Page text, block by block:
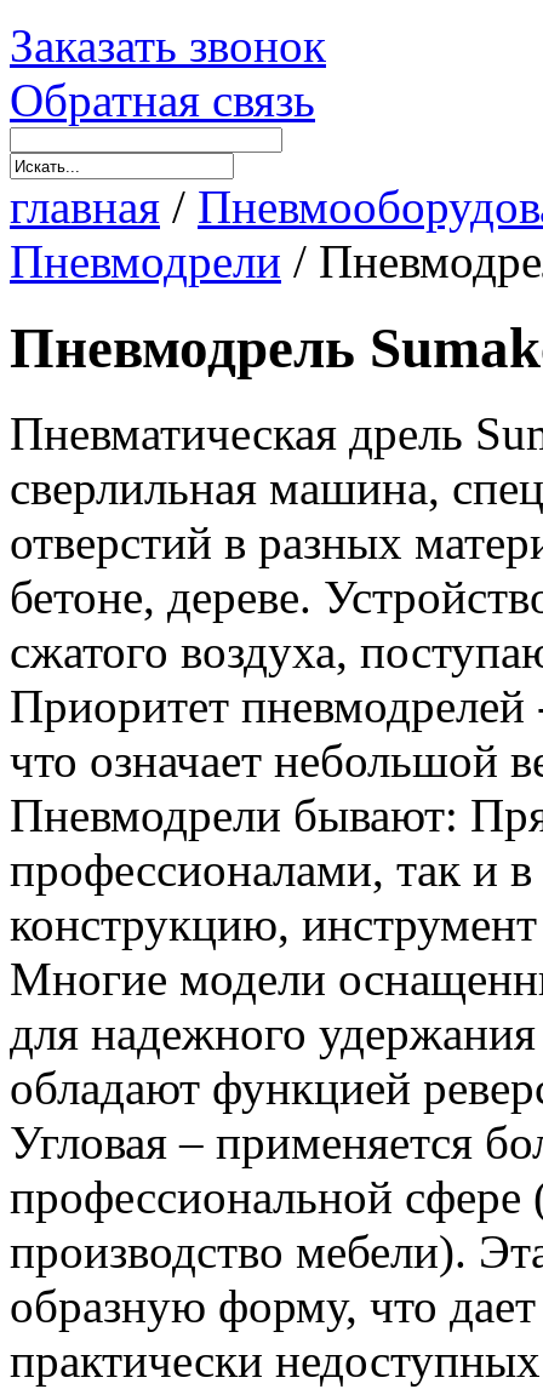
Заказать звонок
Обратная связь
главная /
Пневмодрели /
Пневмодрель
Пневматическая дрель
сверлильная машина,
отверстий в разных
бетоне, дереве.
сжатого воздуха,
Приоритет пневмодрелей
что означает небольшой
Пневмодрели бывают:
профессионалами, так и
конструкцию,
Многие модели
для надежного
обладают функцией
Угловая – применяется
профессиональной сфере
производство мебели).
образную форму, что
практически